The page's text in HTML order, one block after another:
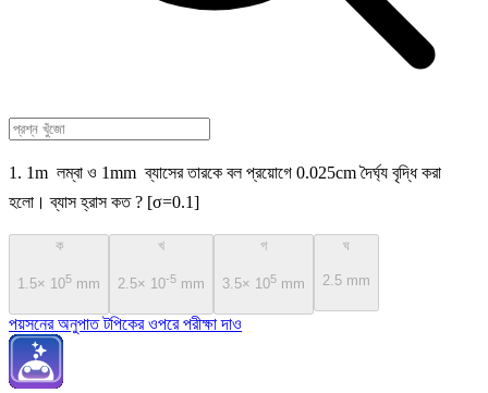
1. 1m লম্বা ও 1mm ব্যাসের তারকে বল প্রয়োগে 0.025cm দৈর্ঘ্য বৃদ্ধি করা
হলো। ব্যাস হ্রাস কত ? [σ=0.1]
ক
1.5× 105 mm
খ
2.5× 10-5 mm
গ
3.5× 105 mm
ঘ
2.5 mm
পয়সনের অনুপাত টপিকের ওপরে পরীক্ষা দাও